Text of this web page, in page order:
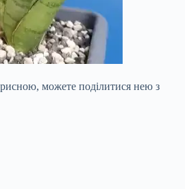
можете поділитися нею з